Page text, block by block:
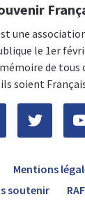
une
le 1er
de tous
soient
Mentions
soutenir